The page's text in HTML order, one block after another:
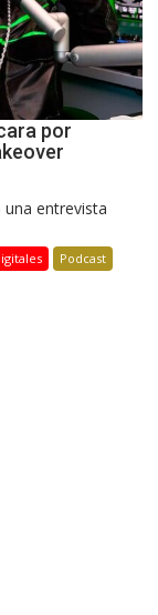
por
entrevista
Podcast